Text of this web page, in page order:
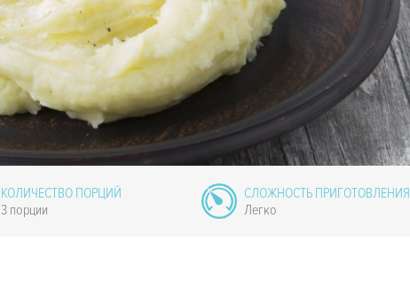
КОЛИЧЕСТВО ПОРЦИЙ
3 порции
СЛОЖНОСТЬ ПРИГОТОВЛЕНИЯ
Легко